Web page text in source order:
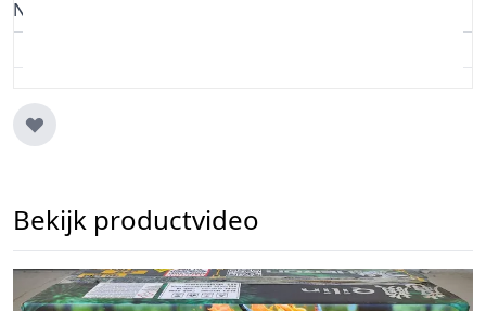
NEC (grams)
Bekijk productvideo